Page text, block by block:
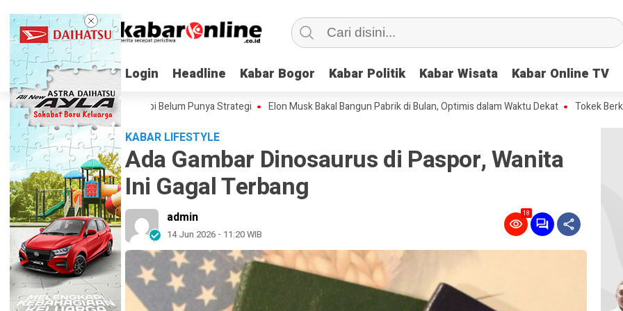
Login Headline Kabar Bogor Kabar Politik Kabar Wisata Kabar Online TV
Login Headline Kabar Bogor Kabar Politik Kabar Wisata Kabar Online TV
Sudah Pakai AI, Tapi Belum Punya Strategi Elon Musk Bakal Bangun Pabrik di Bulan, Optimis dalam Waktu Dekat Tokek Berkepala
KABAR LIFESTYLE
Ada Gambar Dinosaurus di Paspor, Wanita
Ini Gagal Terbang
admin
14 Jun 2026 - 11:20 WIB
18